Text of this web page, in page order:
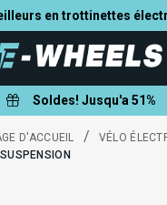
en trottinettes
Soldes! Jusqu'a 51%
D'ACCUEIL / VÉLO